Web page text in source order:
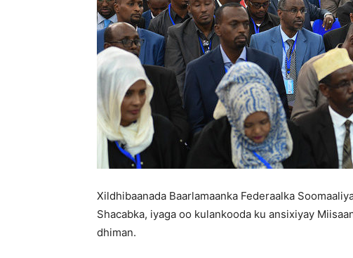
Xildhibaanada Baarlamaanka Federaalka
Shacabka, iyaga oo kulankooda ku ansixiyay
dhiman.